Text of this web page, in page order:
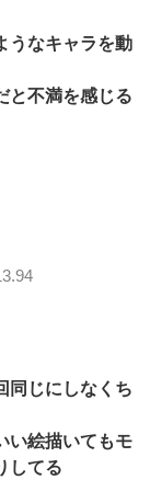
うなキャラを動
と不満を感じる
同じにしなくち
い絵描いてもモ
してる